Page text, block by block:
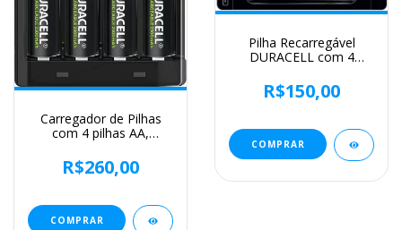
Carregador de Pilhas
com 4 pilhas AA,
R$260,00
Pilha Recarregável
DURACELL com 4
R$150,00